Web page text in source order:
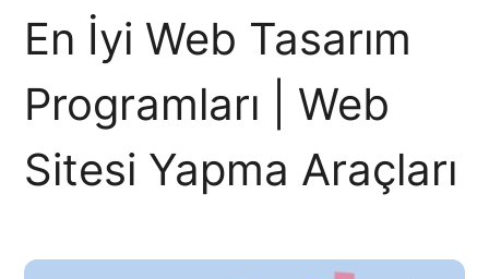
En İyi Web Tasarım
Programları | Web
Sitesi Yapma Araçları